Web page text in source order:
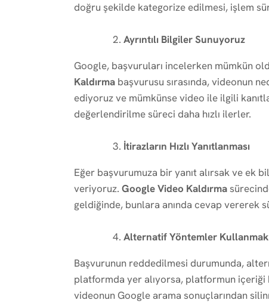
doğru şekilde kategorize edilmesi, işlem
Ayrıntılı Bilgiler Sunuyoruz
Google, başvuruları incelerken mümkün
Kaldırma başvurusu sırasında, videonun
ediyoruz ve mümkünse video ile ilgili
değerlendirilme süreci daha hızlı ilerler.
İtirazların Hızlı Yanıtlanması
Eğer başvurumuza bir yanıt alırsak ve ek
veriyoruz. Google Video Kaldırma
geldiğinde, bunlara anında cevap vererek
Alternatif Yöntemler
Başvurunun reddedilmesi durumunda,
platformda yer alıyorsa, platformun
videonun Google arama sonuçlarından